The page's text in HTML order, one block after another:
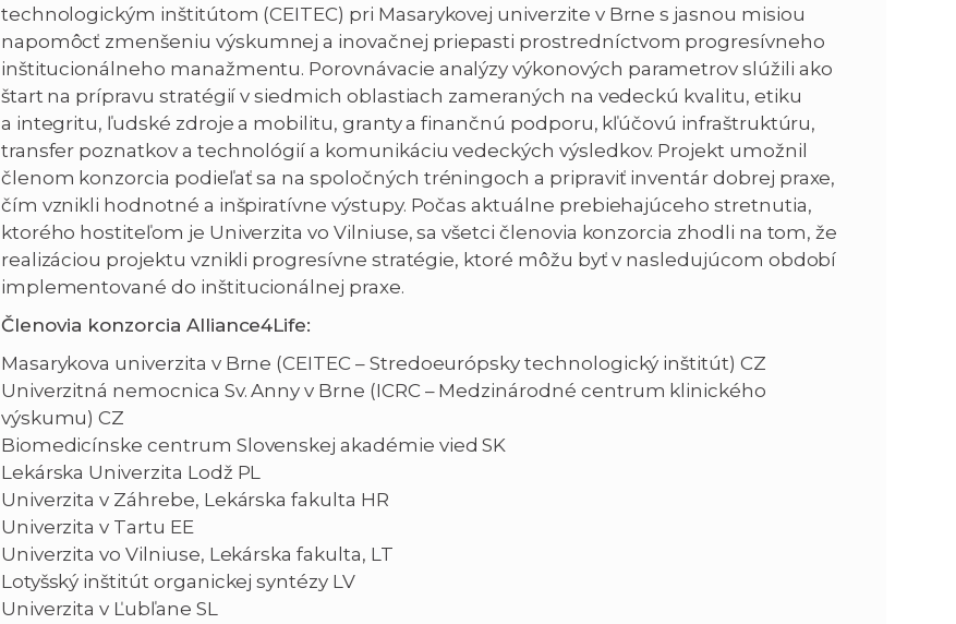
technologickým inštitútom (CEITEC) pri Masarykovej univerzite v Brne s jasnou misiou
napomôcť zmenšeniu výskumnej a inovačnej priepasti prostredníctvom progresívneho
inštitucionálneho manažmentu. Porovnávacie analýzy výkonových parametrov slúžili ako
štart na prípravu stratégií v siedmich oblastiach zameraných na vedeckú kvalitu, etiku
a integritu, ľudské zdroje a mobilitu, granty a finančnú podporu, kľúčovú infraštruktúru,
transfer poznatkov a technológií a komunikáciu vedeckých výsledkov. Projekt umožnil
členom konzorcia podieľať sa na spoločných tréningoch a pripraviť inventár dobrej praxe,
čím vznikli hodnotné a inšpiratívne výstupy. Počas aktuálne prebiehajúceho stretnutia,
ktorého hostiteľom je Univerzita vo Vilniuse, sa všetci členovia konzorcia zhodli na tom, že
realizáciou projektu vznikli progresívne stratégie, ktoré môžu byť v nasledujúcom období
implementované do inštitucionálnej praxe.
Členovia konzorcia Alliance4Life:
Masarykova univerzita v Brne (CEITEC – Stredoeurópsky technologický inštitút) CZ
Univerzitná nemocnica Sv. Anny v Brne (ICRC – Medzinárodné centrum klinického
výskumu) CZ
Biomedicínske centrum Slovenskej akadémie vied SK
Lekárska Univerzita Lodž PL
Univerzita v Záhrebe, Lekárska fakulta HR
Univerzita v Tartu EE
Univerzita vo Vilniuse, Lekárska fakulta, LT
Lotyšský inštitút organickej syntézy LV
Univerzita v Ľubľane SL